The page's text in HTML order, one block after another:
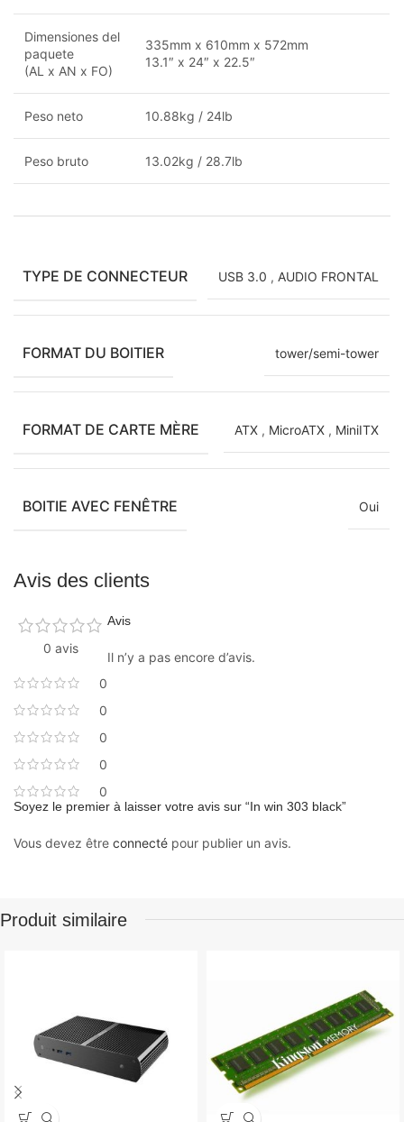
Dimensiones del
paquete
(AL x AN x FO)
335mm x 610mm x 572mm
13.1″ x 24″ x 22.5″
Peso neto 10.88kg / 24lb
Peso bruto 13.02kg / 28.7lb
TYPE DE CONNECTEUR USB 3.0 , AUDIO FRONTAL
FORMAT DU BOITIER tower/semi-tower
FORMAT DE CARTE MÈRE ATX , MicroATX , MiniITX
BOITIE AVEC FENÊTRE Oui
Avis des clients
0 avis
0
0
0
0
0
Avis
Il n’y a pas encore d’avis.
Soyez le premier à laisser votre avis sur “In win 303 black”
Vous devez être connecté pour publier un avis.
Produit similaire